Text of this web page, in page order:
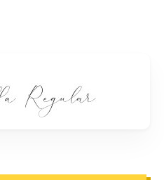
to purchase Corporate
please contact us at
Paypal account for
amazing fonts :